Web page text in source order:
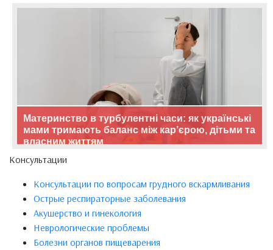
Материнство в турбулентні часи: як українські
мами тримають баланс між кар’єрою, дітьми та
власним життям
Консультации
Консультации по вопросам грудного вскармливания
Острые респираторные заболевания
Акушерство и гинекология
Неврологические проблемы
Болезни органов пищеварения